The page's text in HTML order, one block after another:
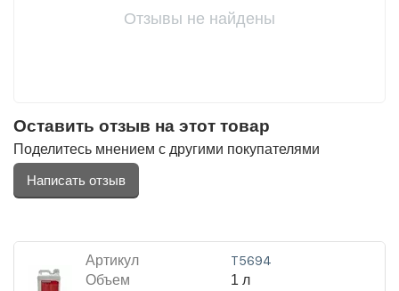
Отзывы не найдены
Оставить отзыв на этот товар
Поделитесь мнением с другими покупателями
Написать отзыв
Артикул Т5694
Объем
1 л